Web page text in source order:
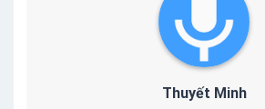
Thuyết Minh